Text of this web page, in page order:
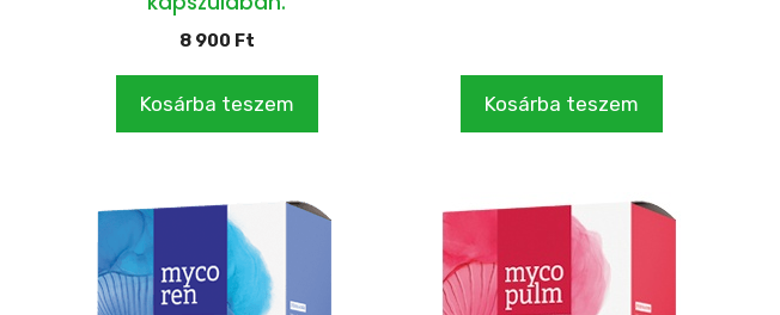
8 900 Ft
Kosárba teszem Kosárba teszem